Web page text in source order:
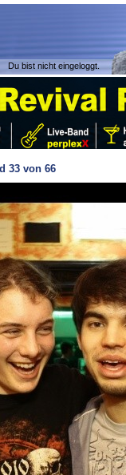
Du bist nicht eingeloggt.
33 von 66